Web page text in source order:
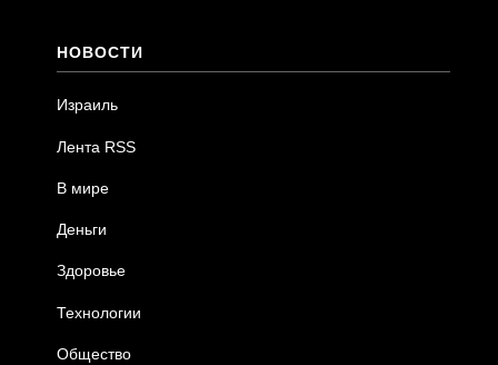
НОВОСТИ
Израиль
Лента RSS
В мире
Деньги
Здоровье
Технологии
Общество